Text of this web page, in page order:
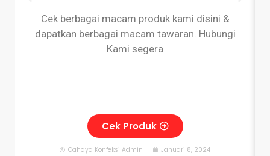
Cek berbagai macam produk kami disini &
dapatkan berbagai macam tawaran. Hubungi
Kami segera
Cek Produk
Cahaya Konfeksi Admin Januari 8, 2024